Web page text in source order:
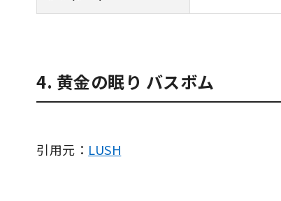
4. 黄金の眠り バスボム
引用元： LUSH